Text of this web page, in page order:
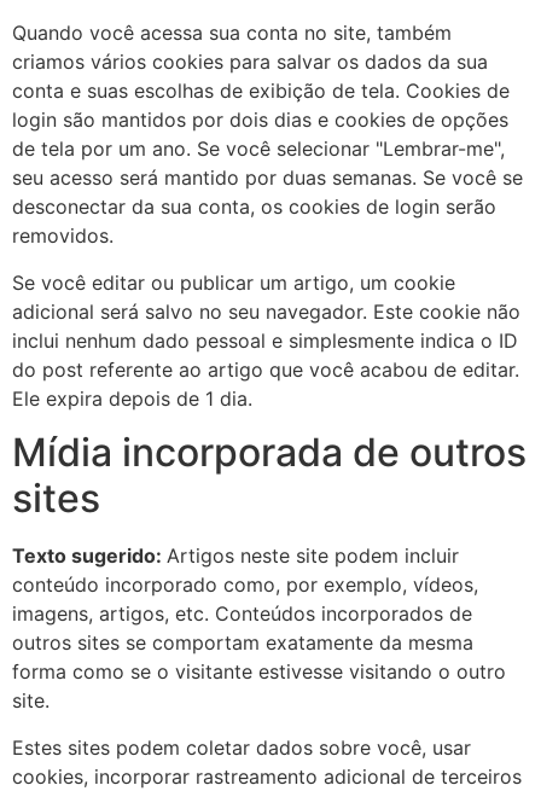
Quando você acessa sua conta no site, também
criamos vários cookies para salvar os dados da sua
conta e suas escolhas de exibição de tela. Cookies de
login são mantidos por dois dias e cookies de opções
de tela por um ano. Se você selecionar "Lembrar-me",
seu acesso será mantido por duas semanas. Se você se
desconectar da sua conta, os cookies de login serão
removidos.
Se você editar ou publicar um artigo, um cookie
adicional será salvo no seu navegador. Este cookie não
inclui nenhum dado pessoal e simplesmente indica o ID
do post referente ao artigo que você acabou de editar.
Ele expira depois de 1 dia.
Mídia incorporada de outros
sites
Texto sugerido: Artigos neste site podem incluir
conteúdo incorporado como, por exemplo, vídeos,
imagens, artigos, etc. Conteúdos incorporados de
outros sites se comportam exatamente da mesma
forma como se o visitante estivesse visitando o outro
site.
Estes sites podem coletar dados sobre você, usar
cookies, incorporar rastreamento adicional de terceiros